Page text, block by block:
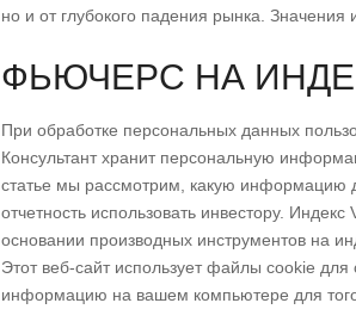
но и от глубокого падения рынка.
ФЬЮЧЕРС НА
При обработке персональных данных
Консультант хранит персональную
статье мы рассмотрим, какую информацию
отчетность использовать инвестору.
основании производных инструментов на
Этот веб-сайт использует файлы cookie
информацию на вашем компьютере для